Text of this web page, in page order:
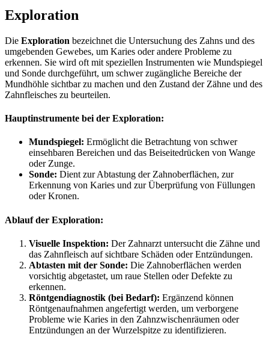
Exploration
Die Exploration bezeichnet die Untersuchung des Zahns und des
umgebenden Gewebes, um Karies oder andere Probleme zu
erkennen. Sie wird oft mit speziellen Instrumenten wie Mundspiegel
und Sonde durchgeführt, um schwer zugängliche Bereiche der
Mundhöhle sichtbar zu machen und den Zustand der Zähne und des
Zahnfleisches zu beurteilen.
Hauptinstrumente bei der Exploration:
Mundspiegel: Ermöglicht die Betrachtung von schwer
einsehbaren Bereichen und das Beiseitedrücken von Wange
oder Zunge.
Sonde: Dient zur Abtastung der Zahnoberflächen, zur
Erkennung von Karies und zur Überprüfung von Füllungen
oder Kronen.
Ablauf der Exploration:
Visuelle Inspektion: Der Zahnarzt untersucht die Zähne und
das Zahnfleisch auf sichtbare Schäden oder Entzündungen.
Abtasten mit der Sonde: Die Zahnoberflächen werden
vorsichtig abgetastet, um raue Stellen oder Defekte zu
erkennen.
Röntgendiagnostik (bei Bedarf): Ergänzend können
Röntgenaufnahmen angefertigt werden, um verborgene
Probleme wie Karies in den Zahnzwischenräumen oder
Entzündungen an der Wurzelspitze zu identifizieren.